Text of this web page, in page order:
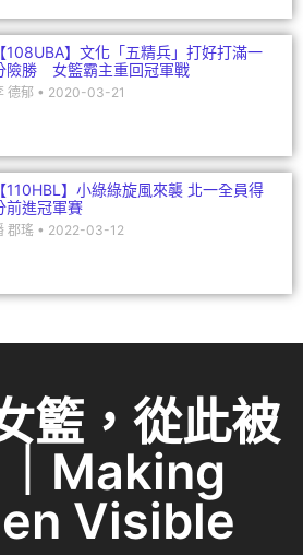
【108UBA】文化「五精兵」打好打滿一
險勝 女籃霸主重回冠軍戰
德郁 2020-03-21
【110HBL】小綠綠旋風來襲 北一全員得
前進冠軍賽
郡瑤 2022-03-12
籃，從此被
Making
Visible